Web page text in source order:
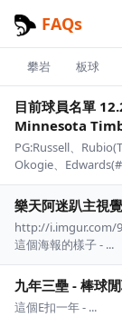
FAQs
攀岩 板球
目前球員名單
Minnesota
PG:Russell、Rubio(Trade)
Okogie、Edwards(#1)、
樂天阿迷趴主視
http://i.imgur.com/9zygDCe.jpg 是我喜歡的
這個海報的樣子 - ...
九年三壘 - 棒球
這個E扣一年 - ...